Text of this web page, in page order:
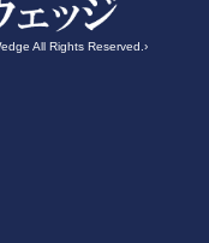
All Rights Reserved.›